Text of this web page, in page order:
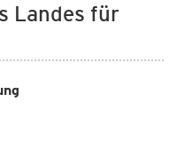
Landes für